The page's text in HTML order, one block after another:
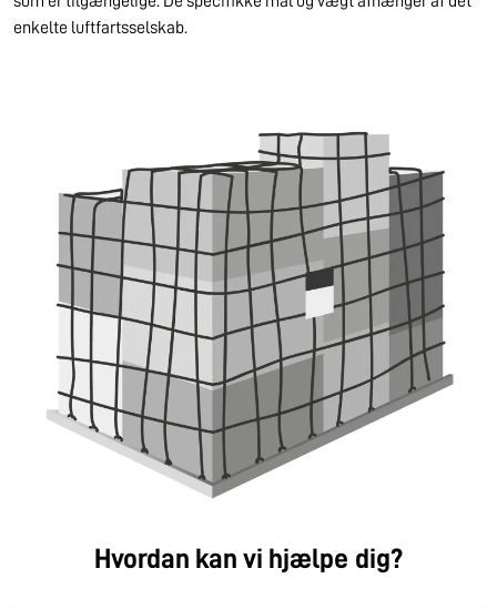
enkelte luftfartsselskab.
Hvordan kan vi hjælpe dig?